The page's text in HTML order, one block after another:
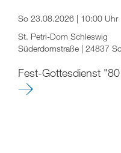
So 23.08.2026 | 10:00 Uhr
St. Petri-Dom Schleswig
Süderdomstraße | 24837
Fest-Gottesdienst